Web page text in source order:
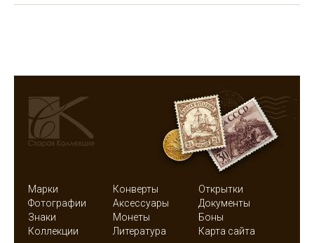
Марки Конверты
Открытки
Фотографии
Аксессуары
Документы
Знаки
Монеты
Боны
Коллекции
Литература Карта сайта